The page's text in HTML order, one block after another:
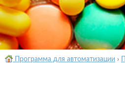
Программа для автоматизации ›